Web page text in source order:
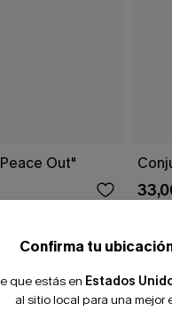
Out"
Confirma tu
que estás en Estados
al sitio local para una mejor
-